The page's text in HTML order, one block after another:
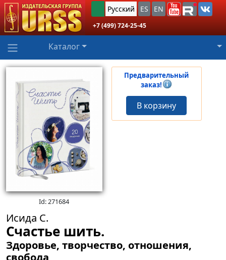
Русский ES EN
+7 (499) 724-25-45
Каталог
Id: 271684
Предварительный
заказ!
В корзину
Исида С.
Счастье шить.
Здоровье, творчество, отношения,
свобода